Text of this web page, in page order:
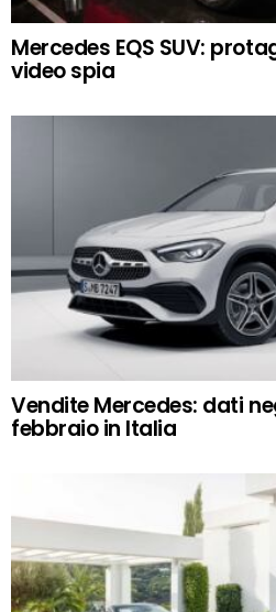
Mercedes EQS SUV:
video spia
Vendite Mercedes: dati
febbraio in Italia